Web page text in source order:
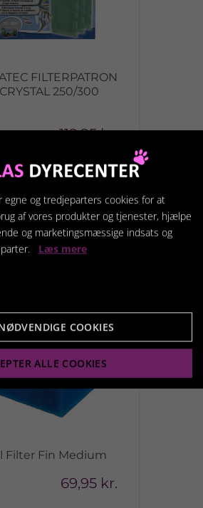
FILTERPATRON
250/300
119,95 kr.
Filter Fin Medium
69,95 kr.
og tredjeparters cookies for at
af vores produkter og tjenester, hjælpe
og marketingsmæssige indsats og
Læs mere
COOKIES
ALLE COOKIES